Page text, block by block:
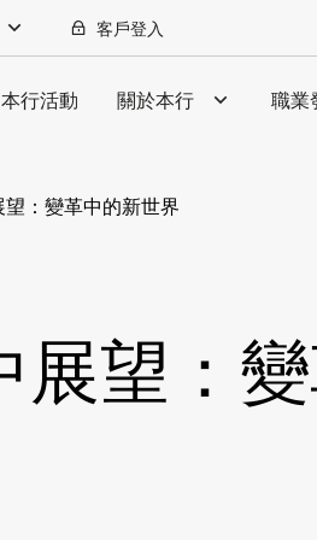
客戶登入
本行活動 關於本行 職業
：變革中的新世界
展望：